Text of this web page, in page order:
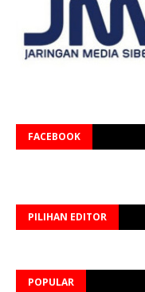
FACEBOOK
PILIHAN EDITOR
POPULAR